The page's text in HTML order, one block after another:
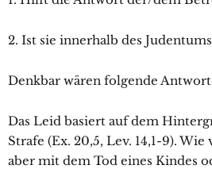
2. Ist sie innerhalb des
Denkbar wären folgende
Das Leid basiert auf dem
Strafe (Ex. 20,5, Lev. 14,1-9). Wie
aber mit dem Tod eines Kindes